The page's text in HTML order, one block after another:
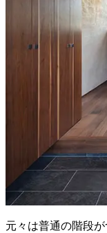
元々は普通の階段